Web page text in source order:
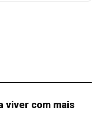
viver com mais